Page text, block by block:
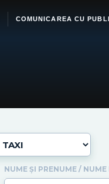
COMUNICAREA CU
NUME ȘI PRENUME / NUME